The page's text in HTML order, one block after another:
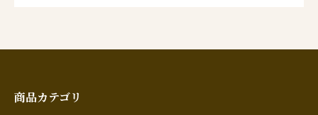
商品カテゴリ